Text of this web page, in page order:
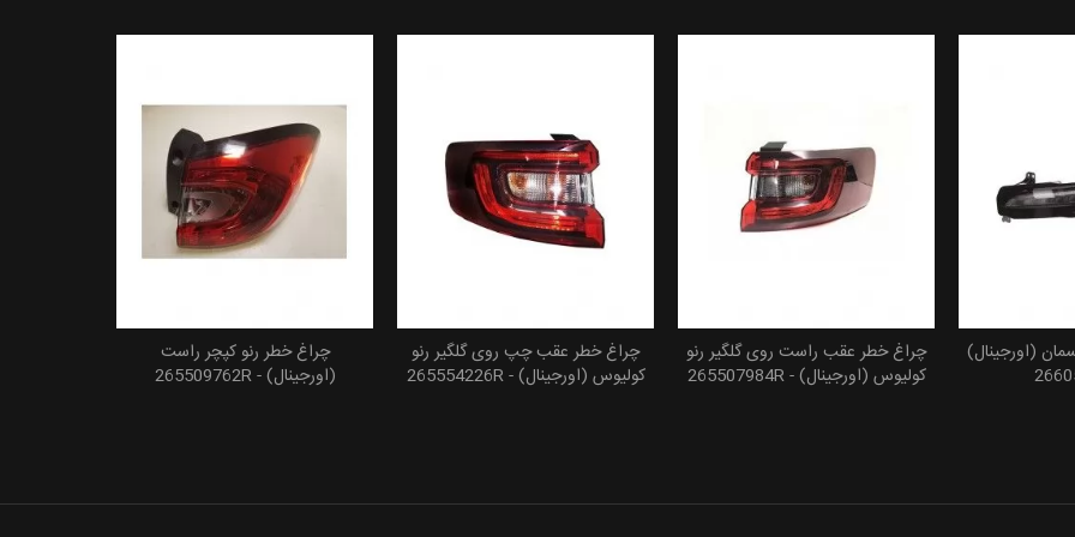
چراغ خطر رنو کپچر راست
(اورجینال) - 265509762R
چراغ خطر عقب چپ روی گلگیر رنو
کولیوس (اورجینال) - 265554226R
چراغ خطر عقب راست روی گلگیر رنو
کولیوس (اورجینال) - 265507984R
(اورجینال)